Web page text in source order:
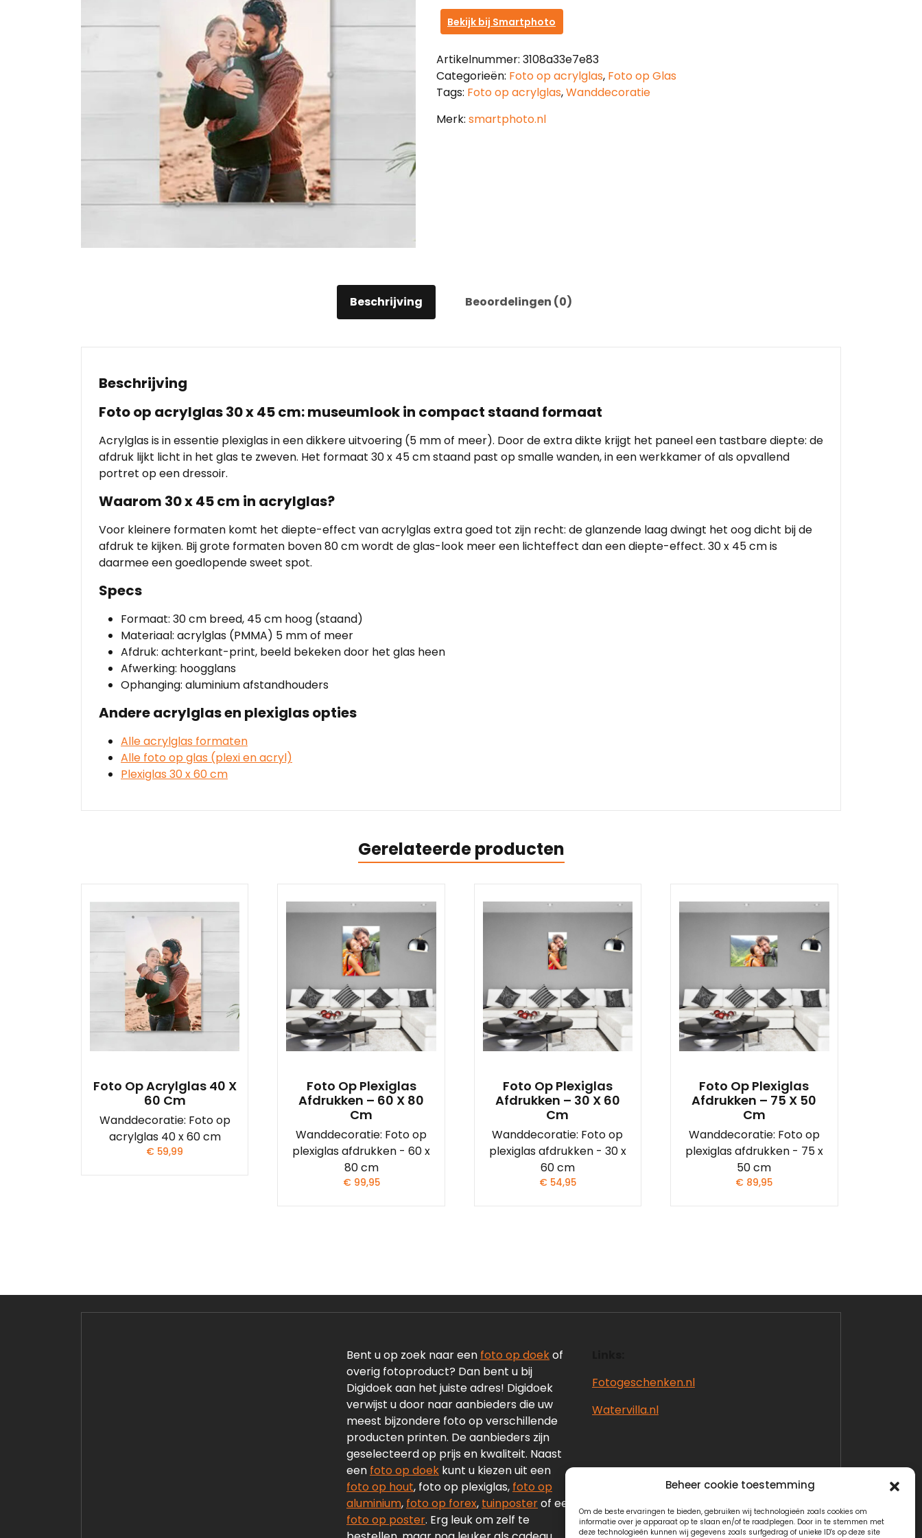
Beheer cookie toestemming
Om de beste ervaringen te bieden, gebruiken wij technologieën zoals cookies om
informatie over je apparaat op te slaan en/of te raadplegen. Door in te stemmen met
deze technologieën kunnen wij gegevens zoals surfgedrag of unieke ID's op deze site
Bekijk bij Smartphoto
Artikelnummer: 3108a33e7e83
Categorieën: Foto op acrylglas, Foto op Glas
Tags: Foto op acrylglas,Wanddecoratie
Merk: smartphoto.nl
Beschrijving Beoordelingen (0)
Beschrijving
Foto op acrylglas 30 x 45 cm: museumlook in compact staand formaat
Acrylglas is in essentie plexiglas in een dikkere uitvoering (5 mm of meer). Door de extra dikte krijgt het paneel een tastbare diepte: de
afdruk lijkt licht in het glas te zweven. Het formaat 30 x 45 cm staand past op smalle wanden, in een werkkamer of als opvallend
portret op een dressoir.
Waarom 30 x 45 cm in acrylglas?
Voor kleinere formaten komt het diepte-effect van acrylglas extra goed tot zijn recht: de glanzende laag dwingt het oog dicht bij de
afdruk te kijken. Bij grote formaten boven 80 cm wordt de glas-look meer een lichteffect dan een diepte-effect. 30 x 45 cm is
daarmee een goedlopende sweet spot.
Specs
Formaat: 30 cm breed, 45 cm hoog (staand)
Materiaal: acrylglas (PMMA) 5 mm of meer
Afdruk: achterkant-print, beeld bekeken door het glas heen
Afwerking: hoogglans
Ophanging: aluminium afstandhouders
Andere acrylglas en plexiglas opties
Alle acrylglas formaten
Alle foto op glas (plexi en acryl)
Plexiglas 30 x 60 cm
Gerelateerde producten
Foto Op Acrylglas 40 X
60 Cm
Wanddecoratie: Foto op
acrylglas 40 x 60 cm
€ 59,99
Foto Op Plexiglas
Afdrukken – 60 X 80
Cm
Wanddecoratie: Foto op
plexiglas afdrukken - 60 x
80 cm
€99,95
Foto Op Plexiglas
Afdrukken – 30 X 60
Cm
Wanddecoratie: Foto op
plexiglas afdrukken - 30 x
60 cm
€54,95
Foto Op Plexiglas
Afdrukken – 75 X 50
Cm
Wanddecoratie: Foto op
plexiglas afdrukken - 75 x
50 cm
€ 89,95
Bent u op zoek naar een foto op doekof
overig fotoproduct? Dan bent u bij
Digidoek aan het juiste adres! Digidoek
verwijst u door naar aanbieders die uw
meest bijzondere foto op verschillende
producten printen. De aanbieders zijn
geselecteerd op prijs en kwaliteit. Naast
een foto op doek kunt u kiezen uit een
foto op hout, foto op plexiglas, foto op
aluminium, foto op forex, tuinposterof een
foto op poster. Erg leuk om zelf te
Fotogeschenken.nl
Watervilla.nl